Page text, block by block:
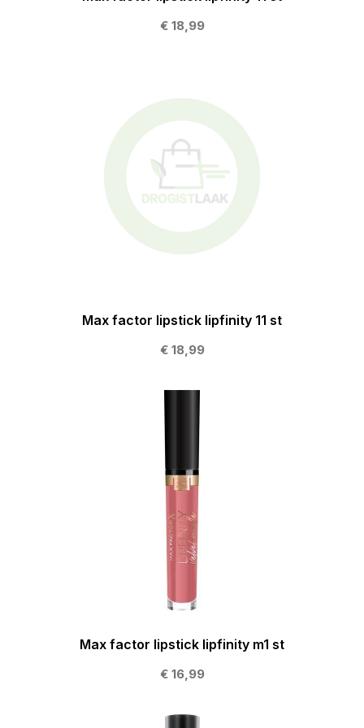
€ 18,99
Max factor lipstick lipfinity 11 st
€ 18,99
Max factor lipstick lipfinity m1 st
€ 16,99